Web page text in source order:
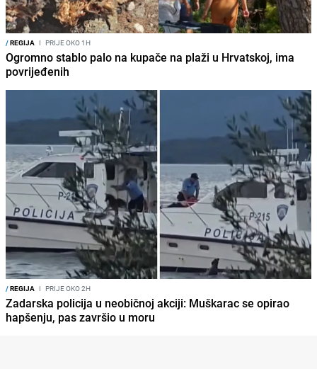
/REGIJA I PRIJE OKO 1H
Ogromno stablo palo na kupače na plaži u Hrvatskoj, ima
povrijeđenih
/REGIJA I PRIJE OKO 2H
Zadarska policija u neobičnoj akciji: Muškarac se opirao
hapšenju, pas završio u moru